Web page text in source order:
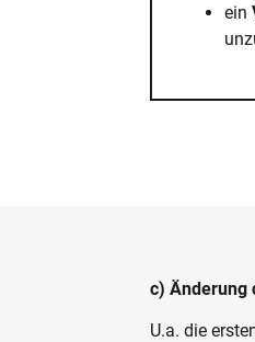
ein
c) Änderung
U.a. die